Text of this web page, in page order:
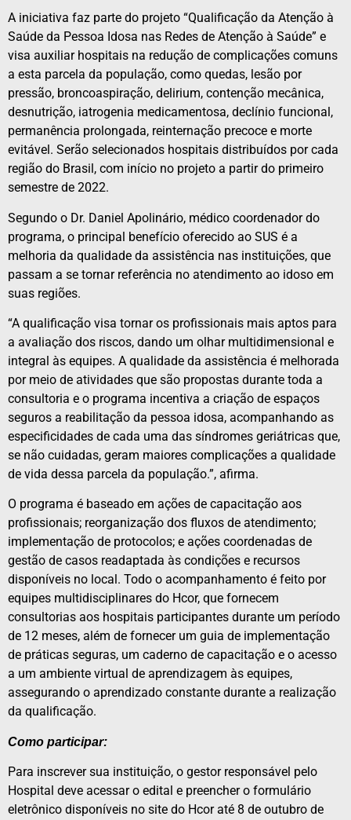
A iniciativa faz parte do projeto “Qualificação da Atenção à
Saúde da Pessoa Idosa nas Redes de Atenção à Saúde” e
visa auxiliar hospitais na redução de complicações comuns
a esta parcela da população, como quedas, lesão por
pressão, broncoaspiração, delirium, contenção mecânica,
desnutrição, iatrogenia medicamentosa, declínio funcional,
permanência prolongada, reinternação precoce e morte
evitável. Serão selecionados hospitais distribuídos por cada
região do Brasil, com início no projeto a partir do primeiro
semestre de 2022.
Segundo o Dr. Daniel Apolinário, médico coordenador do
programa, o principal benefício oferecido ao SUS é a
melhoria da qualidade da assistência nas instituições, que
passam a se tornar referência no atendimento ao idoso em
suas regiões.
“A qualificação visa tornar os profissionais mais aptos para
a avaliação dos riscos, dando um olhar multidimensional e
integral às equipes. A qualidade da assistência é melhorada
por meio de atividades que são propostas durante toda a
consultoria e o programa incentiva a criação de espaços
seguros a reabilitação da pessoa idosa, acompanhando as
especificidades de cada uma das síndromes geriátricas que,
se não cuidadas, geram maiores complicações a qualidade
de vida dessa parcela da população.”, afirma.
O programa é baseado em ações de capacitação aos
profissionais; reorganização dos fluxos de atendimento;
implementação de protocolos; e ações coordenadas de
gestão de casos readaptada às condições e recursos
disponíveis no local. Todo o acompanhamento é feito por
equipes multidisciplinares do Hcor, que fornecem
consultorias aos hospitais participantes durante um período
de 12 meses, além de fornecer um guia de implementação
de práticas seguras, um caderno de capacitação e o acesso
a um ambiente virtual de aprendizagem às equipes,
assegurando o aprendizado constante durante a realização
da qualificação.
Como participar:
Para inscrever sua instituição, o gestor responsável pelo
Hospital deve acessar o edital e preencher o formulário
eletrônico disponíveis no site do Hcor até 8 de outubro de